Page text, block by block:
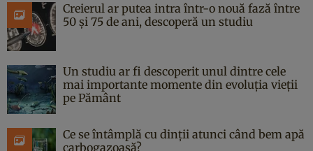
Creierul ar putea intra într-o nouă fază între
50 și 75 de ani, descoperă un studiu
Un studiu ar fi descoperit unul dintre cele
mai importante momente din evoluția vieții
pe Pământ
Ce se întâmplă cu dinții atunci când bem apă
carbogazoasă?